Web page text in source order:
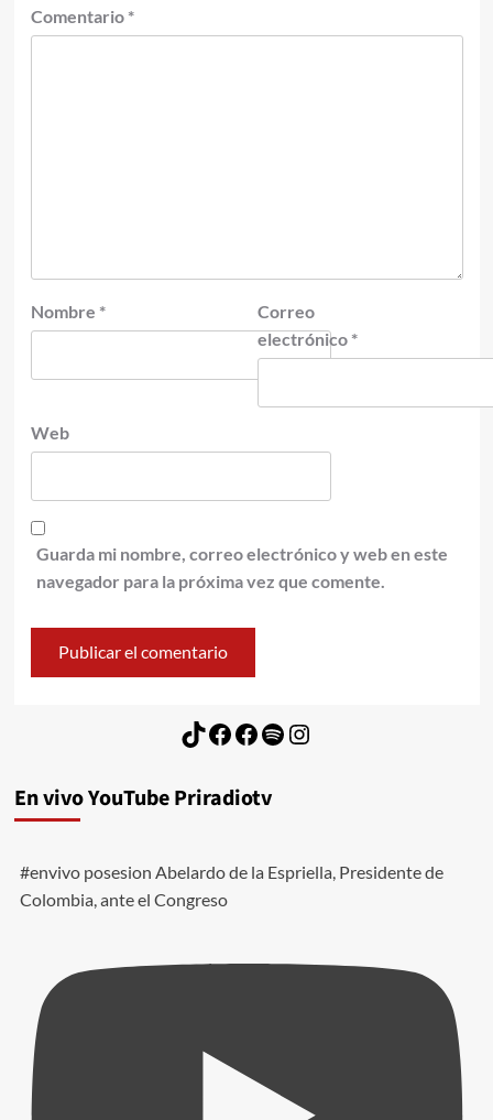
Comentario *
Nombre *
Correo
electrónico *
Web
Guarda mi nombre, correo electrónico y web en este
navegador para la próxima vez que comente.
TikTok
Facebook
Facebook
Spotify
Instagram
En vivo YouTube Priradiotv
#envivo posesion Abelardo de la Espriella, Presidente de
Colombia, ante el Congreso